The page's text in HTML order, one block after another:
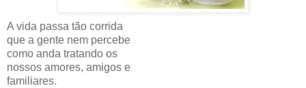
A vida passa tão corrida
que a gente nem percebe
como anda tratando os
nossos amores, amigos e
familiares.